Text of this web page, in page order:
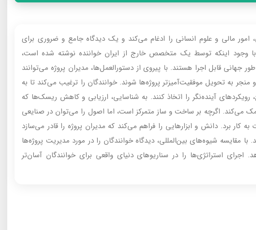
امور مالی و علوم انسانی را ادغام می‌کند و یک دیدگاه جامع و ضروری برای
وجود اینکه توسط یک متخصص خارج از ایران خواننده نوشته شده است،
قابل اجرا هستند. با پیروی از دستورالعمل‌ها، مدیران پروژه می‌توانند
به تحویل موفقیت‌آمیزتر پروژه‌ها شوند. خوانندگان را ترغیب می‌کند تا به
آینده‌نگر را اتخاذ کنند. به شناسایی، ارزیابی و کاهش ریسک‌ها که
می‌کند. اگرچه بر ساخت و ساز متمرکز است، اما اصول را می‌توان در صنایعی
به کار برد. دانش و ابزارهایی را فراهم می‌کند که مدیران پروژه را قادر می‌سازد
مقایسه شیوه‌های بین‌المللی، دیدگاه خوانندگان را در مورد مدیریت پروژه‌ها
استراتژی‌ها را در سناریوهای دنیای واقعی برای خوانندگان آسان‌تر